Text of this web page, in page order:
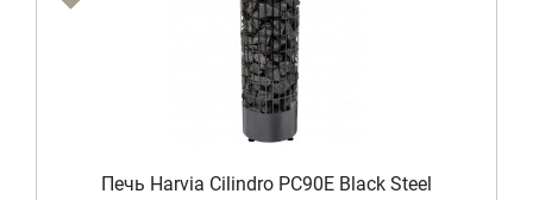
Печь Harvia Cilindro PC90E Black Steel